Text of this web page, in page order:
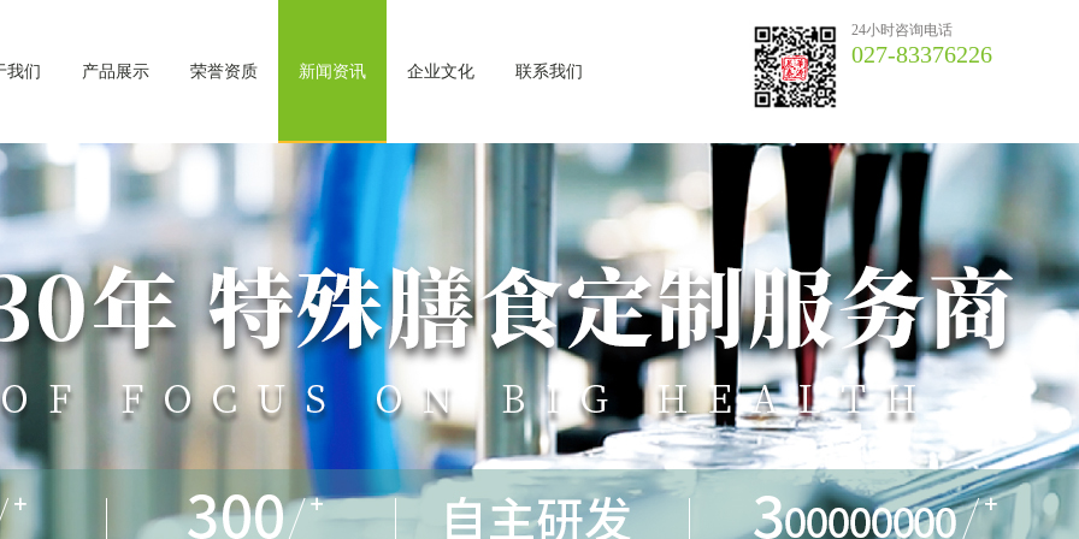
我们 产品展示 荣誉资质 新闻资讯 企业文化 联系我们
24小时咨询电话
027-83376226